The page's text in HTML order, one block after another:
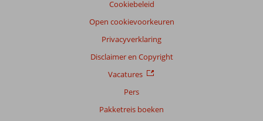
Cookiebeleid
Open cookievoorkeuren
Privacyverklaring
Disclaimer en Copyright
Vacatures
Pers
Pakketreis boeken